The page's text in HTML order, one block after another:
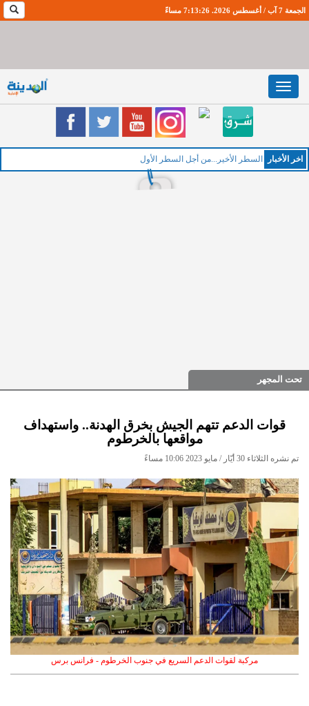
الجمعة 7 آب / أغسطس 2026. 7:13:27 مساءً
Toggle
navigation
اخر اﻷخبار الخم
تحت المجهر
قوات الدعم تتهم الجيش بخرق الهدنة.. واستهداف
مواقعها بالخرطوم
تم نشره الثلاثاء 30 أيّار / مايو 2023 10:06 مساءً
مركبة لقوات الدعم السريع في جنوب الخرطوم - فرانس برس